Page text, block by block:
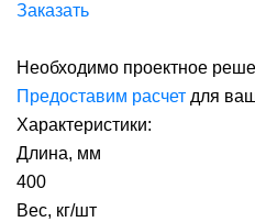
Заказать
Необходимо проектное
Предоставим расчет для
Характеристики:
Длина, мм
400
Вес, кг/шт